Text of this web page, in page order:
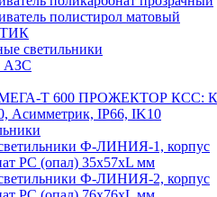
полистирол матовый
светильники
АЗС
Т 600 ПРОЖЕКТОР КСС:
Асимметрик, IP66, IK10
Ф-ЛИНИЯ-1, корпус
РС (опал) 35х57хL мм
Ф-ЛИНИЯ-2, корпус